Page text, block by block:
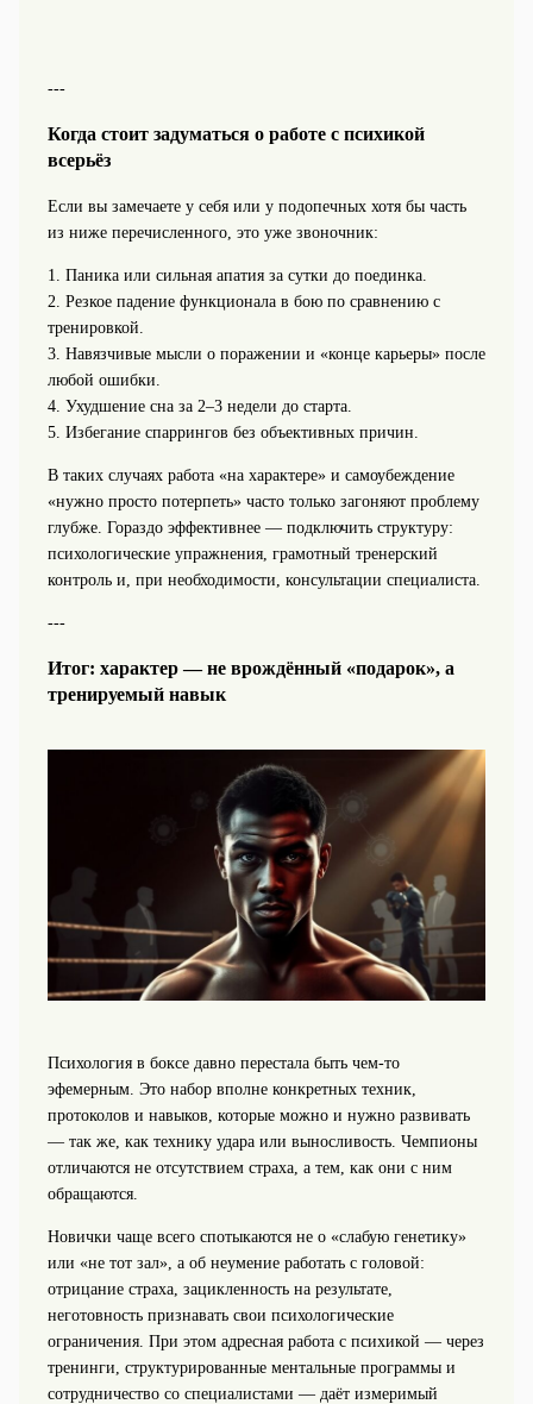
---
Когда стоит задуматься о работе с психикой
всерьёз
Если вы замечаете у себя или у подопечных хотя бы часть
из ниже перечисленного, это уже звоночник:
1. Паника или сильная апатия за сутки до поединка.
2. Резкое падение функционала в бою по сравнению с
тренировкой.
3. Навязчивые мысли о поражении и «конце карьеры» после
любой ошибки.
4. Ухудшение сна за 2–3 недели до старта.
5. Избегание спаррингов без объективных причин.
В таких случаях работа «на характере» и самоубеждение
«нужно просто потерпеть» часто только загоняют проблему
глубже. Гораздо эффективнее — подключить структуру:
психологические упражнения, грамотный тренерский
контроль и, при необходимости, консультации специалиста.
---
Итог: характер — не врождённый «подарок», а
тренируемый навык
Психология в боксе давно перестала быть чем‑то
эфемерным. Это набор вполне конкретных техник,
протоколов и навыков, которые можно и нужно развивать
— так же, как технику удара или выносливость. Чемпионы
отличаются не отсутствием страха, а тем, как они с ним
обращаются.
Новички чаще всего спотыкаются не о «слабую генетику»
или «не тот зал», а об неумение работать с головой:
отрицание страха, зацикленность на результате,
неготовность признавать свои психологические
ограничения. При этом адресная работа с психикой — через
тренинги, структурированные ментальные программы и
сотрудничество со специалистами — даёт измеримый